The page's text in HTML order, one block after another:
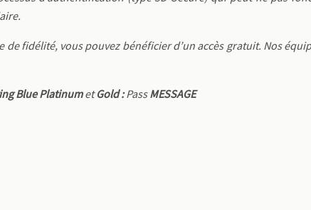
fidélité, vous pouvez bénéficier d’un accès gratuit. Nos
Blue PlatinumetGold :PassMESSAGE